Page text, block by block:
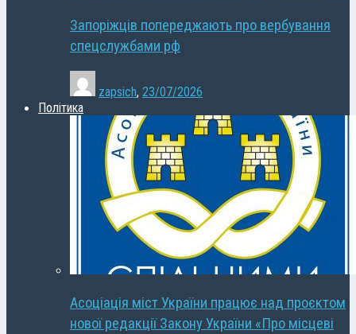
Запоріжців попереджають про вербування
спецслужбами рф
zapsich, 23/07/2026
Політика
Асоціація міст України працює над проєктом
нової редакції Закону України «Про місцеві